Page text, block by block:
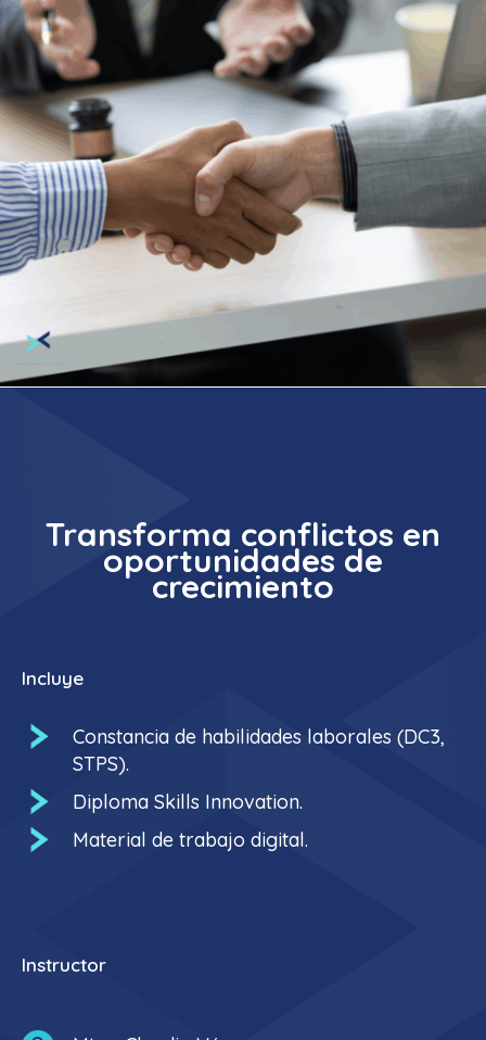
Transforma conflictos en
oportunidades de
crecimiento
Incluye
Constancia de habilidades laborales (DC3,
STPS).
Diploma Skills Innovation.
Material de trabajo digital.
Instructor